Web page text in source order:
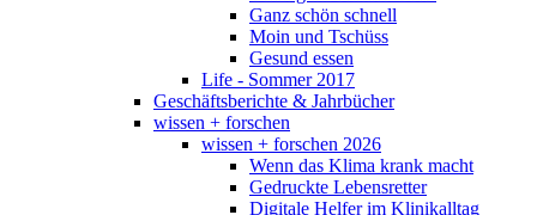
Ganz schön schnell
Moin und Tschüss
Gesund essen
Life - Sommer 2017
Geschäftsberichte & Jahrbücher
wissen + forschen
wissen + forschen 2026
Wenn das Klima krank macht
Gedruckte Lebensretter
Digitale Helfer im Klinikalltag